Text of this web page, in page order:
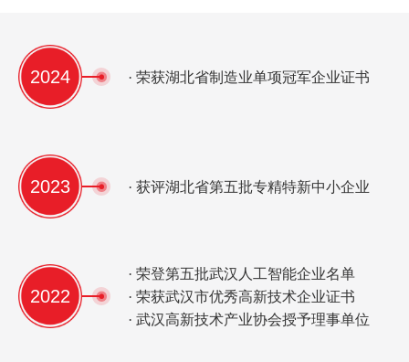
2024 · 荣获湖北省制造业单项冠军企业证书
2023 · 获评湖北省第五批专精特新中小企业
2022
· 荣登第五批武汉人工智能企业名单
· 荣获武汉市优秀高新技术企业证书
· 武汉高新技术产业协会授予理事单位